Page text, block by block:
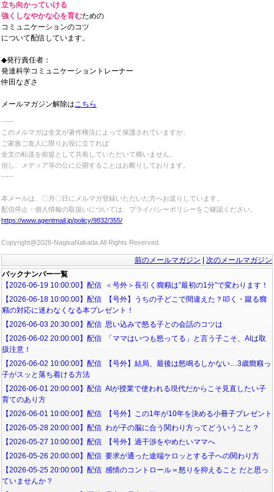
立ち向かっていける
強くしなやかな心を育むための
コミュニケーションのコツ
について配信しています。
◆発行責任者：
発達科学コミュニケーショントレーナー
仲田なぎさ
メールマガジン解除はこちら
‐‐‐‐‐
このメルマガは全文が著作権法によって保護されていますが、
ご家族ご友人に限りお役に立てれば
全文の転送を前提として共有していただいて構いません。
但し、メディア等の公に公開することはお断りしております。
‐‐‐‐‐
本メールは、〇月〇日にメルマガ登録いただいた方へお送りしています。
配信停止・個人情報の取扱いについては、プライバシーポリシーをご確認ください。
https://www.agentmail.jp/policy/9832/355/
Copyright@2026-NagisaNakada.All Rights Reserved.
前のメールマガジン
次のメールマガジン
バックナンバー一覧
【2026-06-19 10:00:00】配信 ＜号外＞長引く癇癪は”最初の1分”で変わります！
【2026-06-18 10:00:00】配信 【号外】うちの子どこで間違えた？叩く・蹴る癇
癪の対応に迷わなくなる本プレゼント！
【2026-06-03 20:30:00】配信 思い込みで怒る子との会話のコツは
【2026-06-02 20:00:00】配信 「ママはいつも怒ってる」と言う子こそ、AIは取
扱注意！
【2026-06-02 10:00:00】配信 【号外】結局、最後は怒鳴るしかない…3歳癇癪っ
子がスッと落ち着ける方法
【2026-06-01 20:00:00】配信 AIが授業で使われる現代だからこそ見直したい子
育てのあり方
【2026-06-01 10:00:00】配信 【号外】この1年が10年を決める小冊子プレゼント
【2026-05-28 20:00:00】配信 わが子の脳に合う関わり方ってどういうこと？
【2026-05-27 10:00:00】配信 【号外】過干渉をやめたいママへ
【2026-05-26 20:00:00】配信 要求が通った途端ケロッとする子への関わり方
【2026-05-25 20:00:00】配信 感情のコントロール＝怒りを抑えること だと思っ
ていませんか？